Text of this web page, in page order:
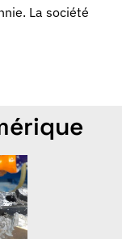
La société